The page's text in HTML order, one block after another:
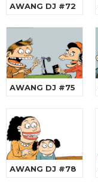
AWANG DJ #72
AWANG DJ #75
AWANG DJ #78